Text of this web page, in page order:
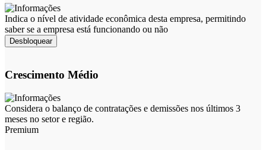
Indica o nível de atividade econômica desta empresa, permitindo
saber se a empresa está funcionando ou não
Desbloquear
Crescimento Médio
Considera o balanço de contratações e demissões nos últimos 3
meses no setor e região.
Premium